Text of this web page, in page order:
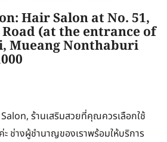
Hair Salon at No. 51,
(at the entrance of
Mueang Nonthaburi
ร้านเสริมสวยที่คุณควรเลือกใช้
ช่างผู้ชำนาญของเราพร้อมให้บริการ